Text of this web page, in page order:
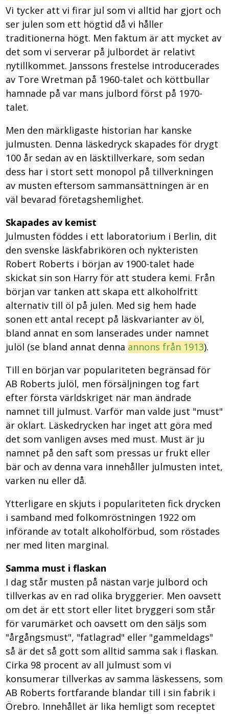
Vi tycker att vi firar jul som vi alltid har gjort och
ser julen som ett högtid då vi håller
traditionerna högt. Men faktum är att mycket av
det som vi serverar på julbordet är relativt
nytillkommet. Janssons frestelse introducerades
av Tore Wretman på 1960-talet och köttbullar
hamnade på var mans julbord först på 1970-
talet.
Men den märkligaste historian har kanske
julmusten. Denna läskedryck skapades för drygt
100 år sedan av en läsktillverkare, som sedan
dess har i stort sett monopol på tillverkningen
av musten eftersom sammansättningen är en
väl bevarad företagshemlighet.
Skapades av kemist
Julmusten föddes i ett laboratorium i Berlin, dit
den svenske läskfabrikören och nykteristen
Robert Roberts i början av 1900-talet hade
skickat sin son Harry för att studera kemi. Från
början var tanken att skapa ett alkoholfritt
alternativ till öl på julen. Med sig hem hade
sonen ett antal recept på läskvarianter av öl,
bland annat en som lanserades under namnet
julöl (se bland annat denna annons från 1913).
Till en början var populariteten begränsad för
AB Roberts julöl, men försäljningen tog fart
efter första världskriget när man ändrade
namnet till julmust. Varför man valde just "must"
är oklart. Läskedrycken har inget att göra med
det som vanligen avses med must. Must är ju
namnet på den saft som pressas ur frukt eller
bär och av denna vara innehåller julmusten intet,
varken nu eller då.
Ytterligare en skjuts i populariteten fick drycken
i samband med folkomröstningen 1922 om
införande av totalt alkoholförbud, som röstades
ner med liten marginal.
Samma must i flaskan
I dag står musten på nästan varje julbord och
tillverkas av en rad olika bryggerier. Men oavsett
om det är ett stort eller litet bryggeri som står
för varumärket och oavsett om den säljs som
"årgångsmust", "fatlagrad" eller "gammeldags"
så är det så gott som alltid samma sak i flaskan.
Cirka 98 procent av all julmust som vi
konsumerar tillverkas av samma läskessens, som
AB Roberts fortfarande blandar till i sin fabrik i
Örebro. Innehållet är lika hemligt som receptet